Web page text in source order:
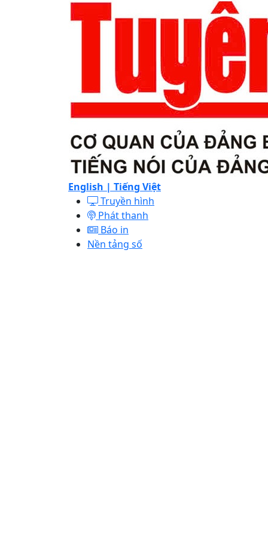
English | Tiếng Việt
Truyền hình
Phát thanh
Báo in
Nền tảng số